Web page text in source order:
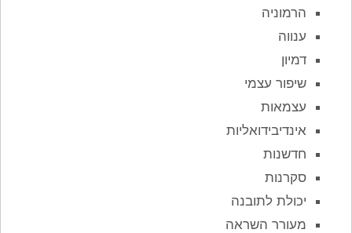
הרמוניה
ענווה
דמיון
שיפור עצמי
עצמאות
אינדיבידואליות
חדשנות
סקרנות
יכולת לתובנה
מעורר השראה